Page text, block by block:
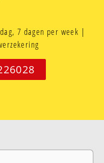
7 dagen per week |